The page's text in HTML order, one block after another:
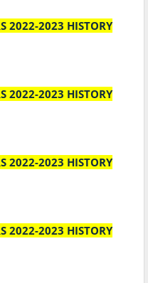
2022-2023 HISTORY
2022-2023 HISTORY
2022-2023 HISTORY
2022-2023 HISTORY